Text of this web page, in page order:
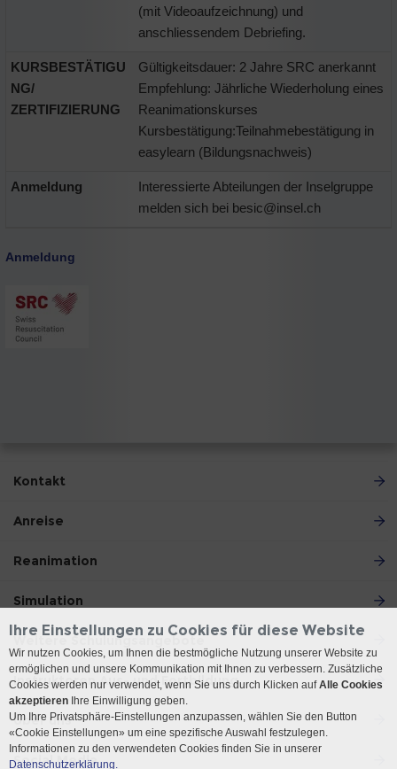
(mit Videoaufzeichnung) und
anschliessendem Debriefing.
KURSBESTÄTIGU
NG/
ZERTIFIZIERUNG
Gültigkeitsdauer: 2 Jahre SRC anerkannt
Empfehlung: Jährliche Wiederholung eines
Reanimationskurses
Kursbestätigung:Teilnahmebestätigung in
easylearn (Bildungsnachweis)
Anmeldung
Interessierte Abteilungen der Inselgruppe
melden sich bei besic@insel.ch
Anmeldung
Kontakt
Anreise
Reanimation
Simulation
Weitere Schulungsangebote
Instruktoren Aus- und Fortbildung
Über uns
Social Media
Ihre Einstellungen zu Cookies für diese Website
Wir nutzen Cookies, um Ihnen die bestmögliche Nutzung unserer Website zu
ermöglichen und unsere Kommunikation mit Ihnen zu verbessern. Zusätzliche
Cookies werden nur verwendet, wenn Sie uns durch Klicken aufAlle Cookies
akzeptieren Ihre Einwilligung geben.
Um Ihre Privatsphäre-Einstellungen anzupassen, wählen Sie den Button
«Cookie Einstellungen» um eine spezifische Auswahl festzulegen.
Informationen zu den verwendeten Cookies finden Sie in unserer
Datenschutzerklärung.